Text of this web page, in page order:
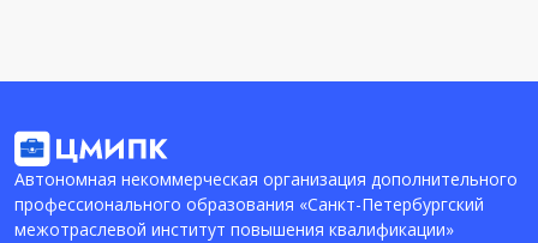
Автономная некоммерческая организация дополнительного
профессионального образования «Санкт-Петербургский
межотраслевой институт повышения квалификации»